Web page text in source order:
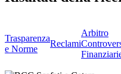
Trasparenza
e Norme
Reclami
Arbitro